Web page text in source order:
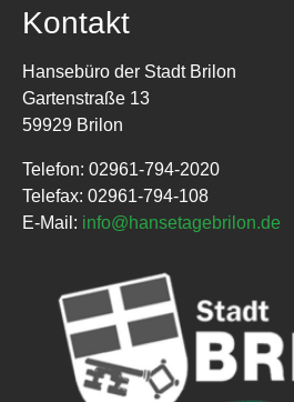
Kontakt
Hansebüro der Stadt Brilon
Gartenstraße 13
59929 Brilon
Telefon: 02961-794-2020
Telefax: 02961-794-108
E-Mail: info@hansetagebrilon.de